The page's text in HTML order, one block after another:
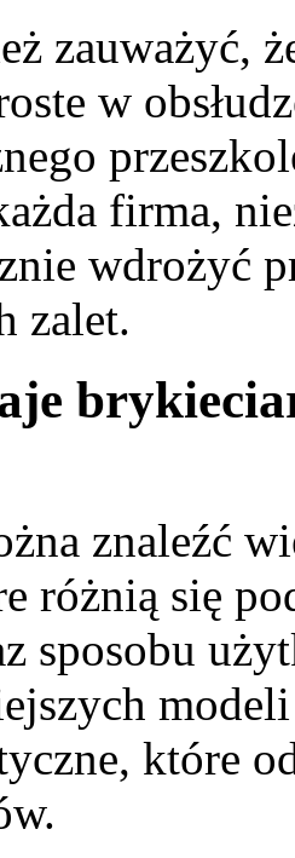
zauważyć,
w
firma,
wdrożyć
zalet.
znaleźć
różnią się
sposobu
które